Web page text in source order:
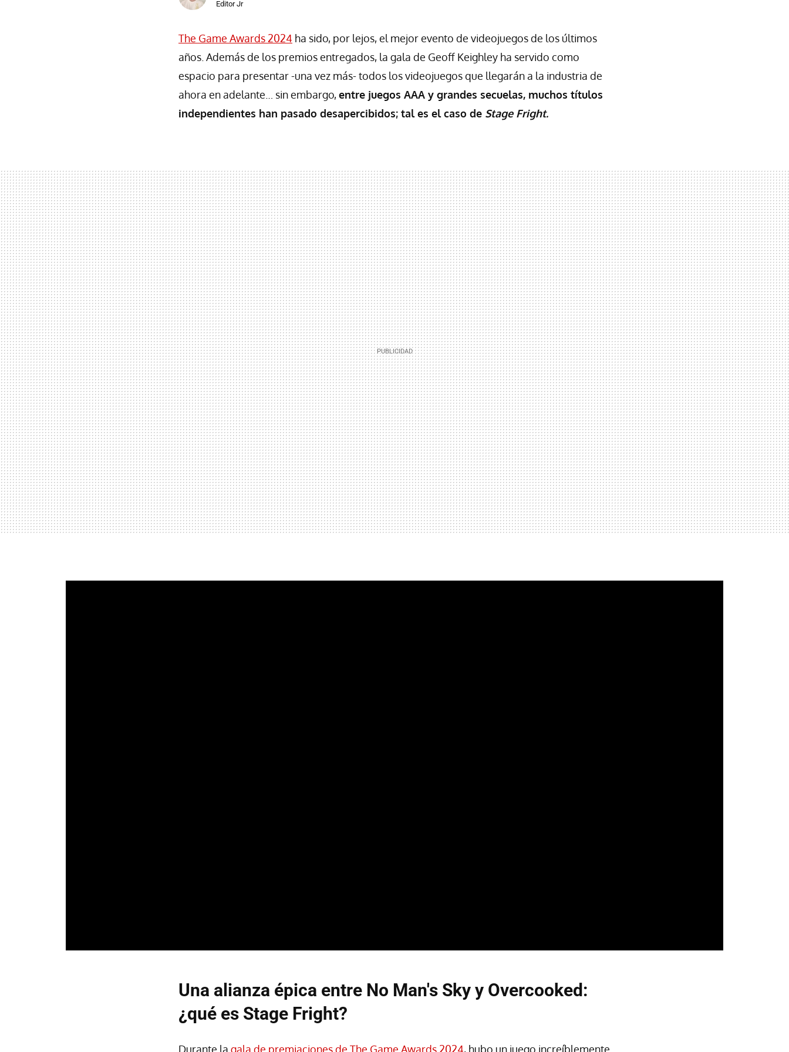
Editor Jr
The Game Awards 2024 ha sido, por lejos, el mejor evento de videojuegos de los últimos
años. Además de los premios entregados, la gala de Geoff Keighley ha servido como
espacio para presentar -una vez más- todos los videojuegos que llegarán a la industria de
ahora en adelante… sin embargo,entre juegos AAA y grandes secuelas, muchos títulos
independientes han pasado desapercibidos; tal es el caso de Stage Fright.
Una alianza épica entre No Man's Sky y Overcooked:
¿qué es Stage Fright?
Durante la gala de premiaciones de The Game Awards 2024, hubo un juego increíblemente